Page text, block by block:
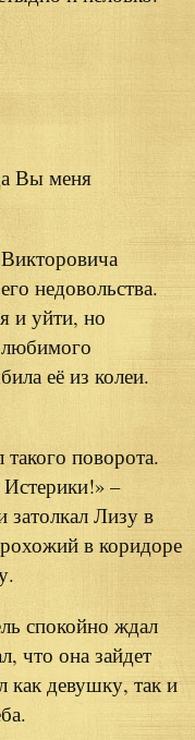
Вы меня
недовольства.
и уйти, но
любимого
её из колеи.
поворота.
–
затолкал Лизу в
в коридоре
спокойно ждал
что она зайдет
как девушку, так и